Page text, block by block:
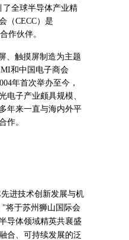
了全球半导体产业精
（CECC）是
作伙伴。
、触摸屏制造为主题
和中国电子商会
年首次举办至今，
电子产业颇具规模、
年来一直与海内外平
作。
进技术创新发展与机
"将于苏州狮山国际会
导体领域精英共襄盛
合、可持续发展的泛